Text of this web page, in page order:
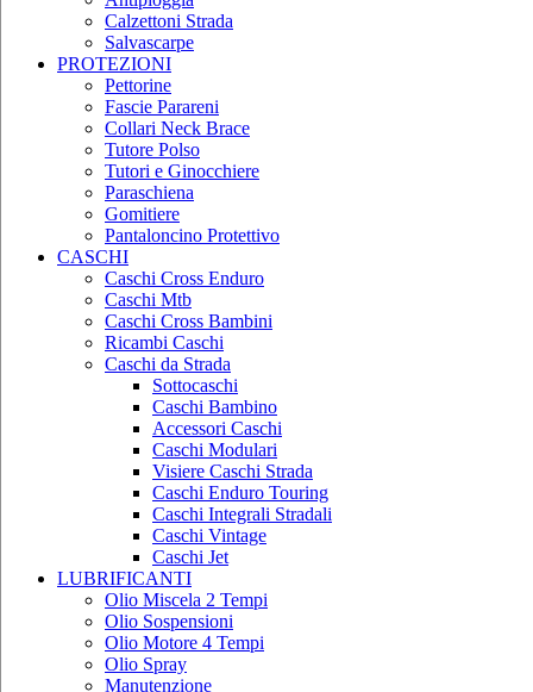
Calzettoni Strada
Salvascarpe
PROTEZIONI
Pettorine
Fascie Parareni
Collari Neck Brace
Tutore Polso
Tutori e Ginocchiere
Paraschiena
Gomitiere
Pantaloncino Protettivo
CASCHI
Caschi Cross Enduro
Caschi Mtb
Caschi Cross Bambini
Ricambi Caschi
Caschi da Strada
Sottocaschi
Caschi Bambino
Accessori Caschi
Caschi Modulari
Visiere Caschi Strada
Caschi Enduro Touring
Caschi Integrali Stradali
Caschi Vintage
Caschi Jet
LUBRIFICANTI
Olio Miscela 2 Tempi
Olio Sospensioni
Olio Motore 4 Tempi
Olio Spray
Manutenzione